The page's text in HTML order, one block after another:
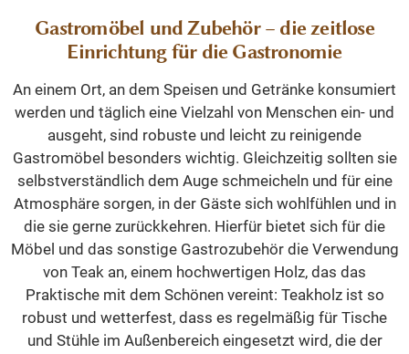
Gastromöbel und Zubehör – die zeitlose
Einrichtung für die Gastronomie
An einem Ort, an dem Speisen und Getränke konsumiert
werden und täglich eine Vielzahl von Menschen ein- und
ausgeht, sind robuste und leicht zu reinigende
Gastromöbel besonders wichtig. Gleichzeitig sollten sie
selbstverständlich dem Auge schmeicheln und für eine
Atmosphäre sorgen, in der Gäste sich wohlfühlen und in
die sie gerne zurückkehren. Hierfür bietet sich für die
Möbel und das sonstige Gastrozubehör die Verwendung
von Teak an, einem hochwertigen Holz, das das
Praktische mit dem Schönen vereint: Teakholz ist so
robust und wetterfest, dass es regelmäßig für Tische
und Stühle im Außenbereich eingesetzt wird, die der